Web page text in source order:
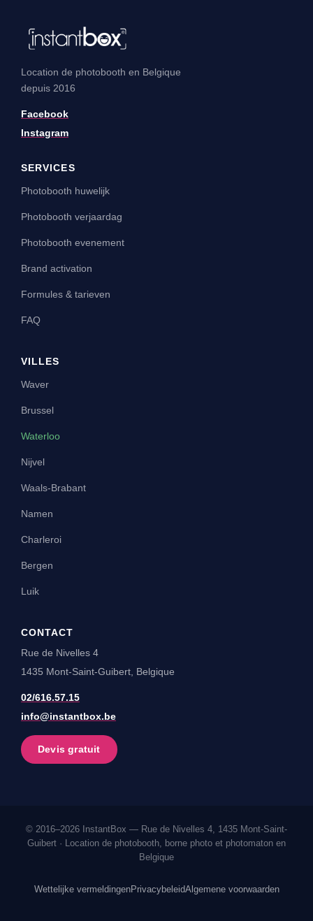
Location de photobooth en Belgique
depuis 2016
Facebook
Instagram
SERVICES
Photobooth huwelijk
Photobooth verjaardag
Photobooth evenement
Brand activation
Formules & tarieven
FAQ
VILLES
Waver
Brussel
Waterloo
Nijvel
Waals-Brabant
Namen
Charleroi
Bergen
Luik
CONTACT
Rue de Nivelles 4
1435 Mont-Saint-Guibert, Belgique
02/616.57.15
info@instantbox.be
Devis gratuit
© 2016–2026 InstantBox — Rue de Nivelles 4, 1435 Mont-Saint-
Guibert · Location de photobooth, borne photo et photomaton en
Belgique
Wettelijke vermeldingenPrivacybeleidAlgemene voorwaarden